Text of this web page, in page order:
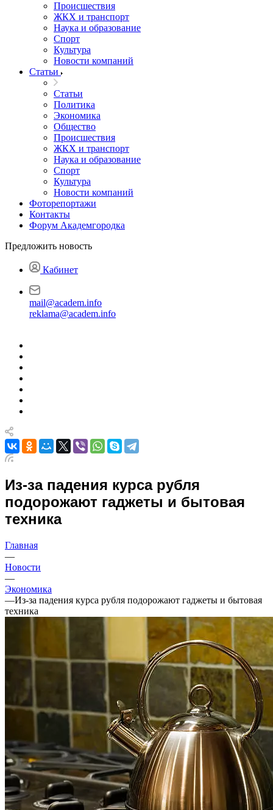
Происшествия
ЖКХ и транспорт
Наука и образование
Спорт
Культура
Новости компаний
Статьи
Статьи
Политика
Экономика
Общество
Происшествия
ЖКХ и транспорт
Наука и образование
Спорт
Культура
Новости компаний
Фоторепортажи
Контакты
Форум Академгородка
Предложить новость
Кабинет
mail@academ.info
reklama@academ.info
Из-за падения курса рубля
подорожают гаджеты и бытовая
техника
Главная
—
Новости
—
Экономика
—Из-за падения курса рубля подорожают гаджеты и бытовая
техника